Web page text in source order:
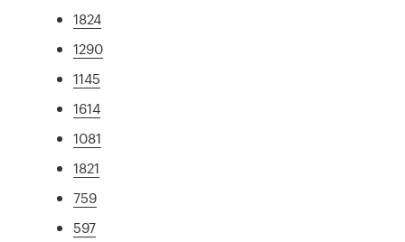
1824
1290
1145
1614
1081
1821
759
597